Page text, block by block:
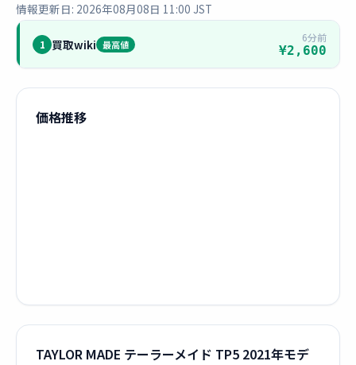
情報更新日: 2026年08月08日 11:00 JST
1 買取wiki 最高値
6分前
¥2,600
価格推移
TAYLOR MADE テーラーメイド TP5 2021年モデ